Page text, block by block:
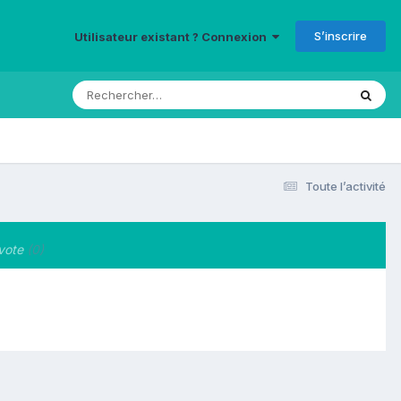
Utilisateur existant ? Connexion S’inscrire
Toute l’activité
(0)